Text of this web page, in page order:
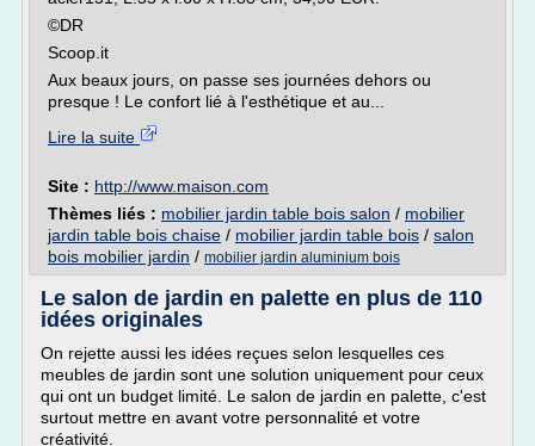
©DR
Scoop.it
Aux beaux jours, on passe ses journées dehors ou
presque ! Le confort lié à l'esthétique et au...
Lire la suite
Site : http://www.maison.com
Thèmes liés : mobilier jardin table bois salon / mobilier
jardin table bois chaise / mobilier jardin table bois / salon
bois mobilier jardin / mobilier jardin aluminium bois
Le salon de jardin en palette en plus de 110
idées originales
On rejette aussi les idées reçues selon lesquelles ces
meubles de jardin sont une solution uniquement pour ceux
qui ont un budget limité. Le salon de jardin en palette, c'est
surtout mettre en avant votre personnalité et votre
créativité.